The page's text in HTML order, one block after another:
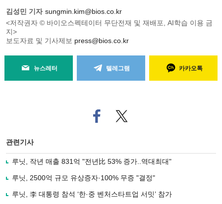
김성민 기자 sungmin.kim@bios.co.kr
<저작권자 © 바이오스펙테이터 무단전재 및 재배포, AI학습 이용 금
지>
보도자료 및 기사제보 press@bios.co.kr
뉴스레터 텔레그램 카카오톡
페
이
로
기
사
유
트위
터로
관련기사
루닛, 작년 매출 831억 "전년比 53% 증가..역대최대"
루닛, 2500억 규모 유상증자·100% 무증 "결정"
루닛, 李 대통령 참석 ‘한·중 벤처스타트업 서밋’ 참가